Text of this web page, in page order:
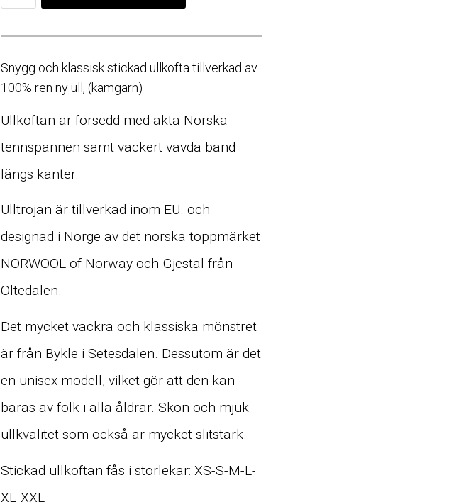
Snygg och klassisk stickad ullkofta tillverkad av
100% ren ny ull, (kamgarn)
Ullkoftan är försedd med äkta Norska
tennspännen samt vackert vävda band
längs kanter.
Ulltrojan är tillverkad inom EU. och
designad i Norge av det norska toppmärket
NORWOOL of Norway och Gjestal från
Oltedalen.
Det mycket vackra och klassiska mönstret
är från Bykle i Setesdalen. Dessutom är det
en unisex modell, vilket gör att den kan
bäras av folk i alla åldrar. Skön och mjuk
ullkvalitet som också är mycket slitstark.
Stickad ullkoftan fås i storlekar: XS-S-M-L-
XL-XXL